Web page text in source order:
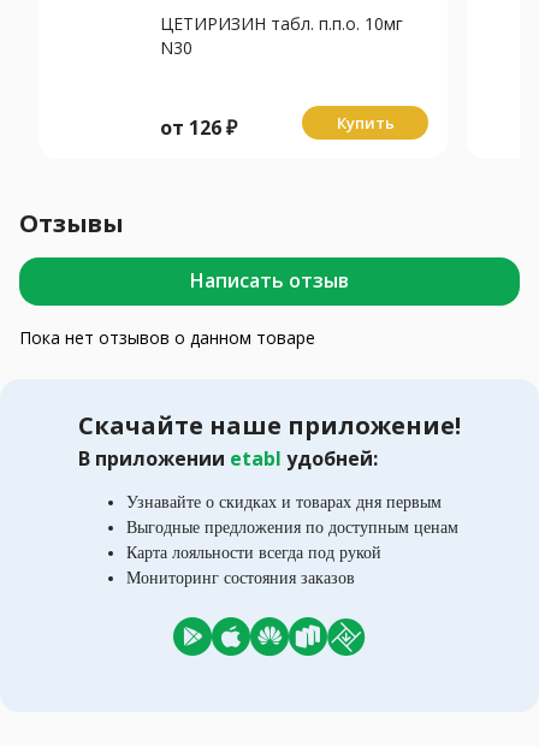
ЦЕТИРИЗИН табл. п.п.о. 10мг
N30
от 126₽ Купить
Отзывы
Написать отзыв
Пока нет отзывов о данном товаре
Скачайте наше приложение!
В приложении etabl удобней:
Узнавайте о скидках и товарах дня первым
Выгодные предложения по доступным ценам
Карта лояльности всегда под рукой
Мониторинг состояния заказов